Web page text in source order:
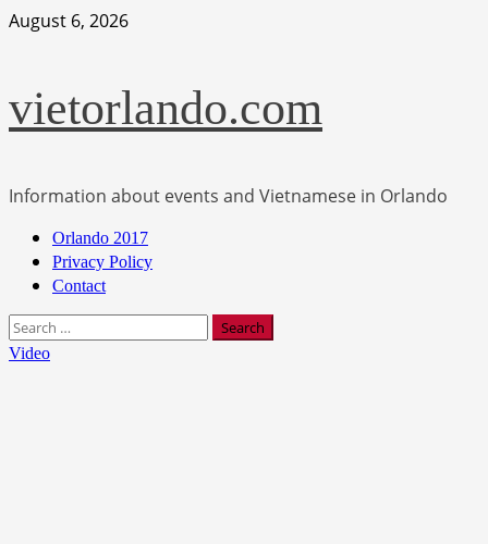
Skip
August 6, 2026
vietorlando.com
Information about events and Vietnamese in Orlando
Primary
Menu
Orlando 2017
Privacy Policy
Contact
Search
for:
Video